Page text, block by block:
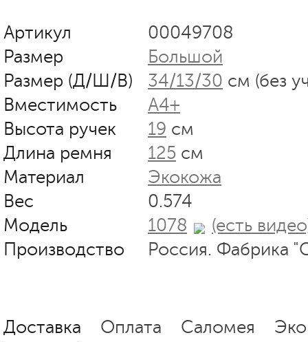
Артикул
00049708
Размер
Большой
Размер (Д/Ш/В)
34/13/30 см (без
Вместимость
А4+
Высота ручек
19 см
Длина ремня
125 см
Материал
Экокожа
Вес
0.574
Модель
1078
(есть
Производство
Россия. Фабрика
Доставка Оплата Саломея